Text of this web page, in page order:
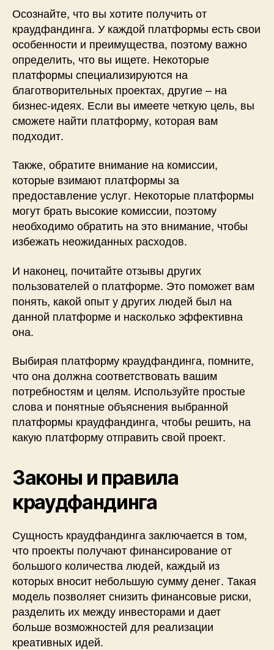
Осознайте, что вы хотите получить от
краудфандинга. У каждой платформы есть свои
особенности и преимущества, поэтому важно
определить, что вы ищете. Некоторые
платформы специализируются на
благотворительных проектах, другие – на
бизнес-идеях. Если вы имеете четкую цель, вы
сможете найти платформу, которая вам
подходит.
Также, обратите внимание на комиссии,
которые взимают платформы за
предоставление услуг. Некоторые платформы
могут брать высокие комиссии, поэтому
необходимо обратить на это внимание, чтобы
избежать неожиданных расходов.
И наконец, почитайте отзывы других
пользователей о платформе. Это поможет вам
понять, какой опыт у других людей был на
данной платформе и насколько эффективна
она.
Выбирая платформу краудфандинга, помните,
что она должна соответствовать вашим
потребностям и целям. Используйте простые
слова и понятные объяснения выбранной
платформы краудфандинга, чтобы решить, на
какую платформу отправить свой проект.
Законы и правила
краудфандинга
Сущность краудфандинга заключается в том,
что проекты получают финансирование от
большого количества людей, каждый из
которых вносит небольшую сумму денег. Такая
модель позволяет снизить финансовые риски,
разделить их между инвесторами и дает
больше возможностей для реализации
креативных идей.